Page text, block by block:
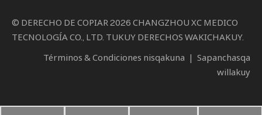
© DERECHO DE COPIAR 2026 CHANGZHOU XC MEDICO
TECNOLOGÍA CO., LTD. TUKUY DERECHOS WAKICHAKUY.
Términos & Condiciones nisqakuna | Sapanchasqa
willakuy